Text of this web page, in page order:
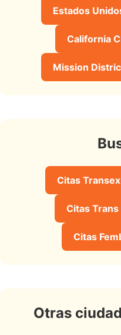
Estados
California
Mission
Citas
Citas Trans
Citas
Otras